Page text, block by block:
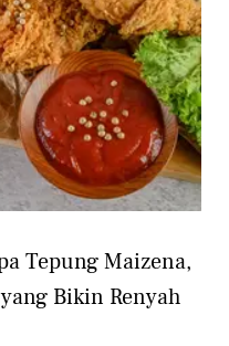
Tepung Maizena,
Bikin Renyah